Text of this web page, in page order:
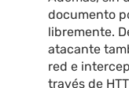
documento
libremente.
atacante
red e
través de